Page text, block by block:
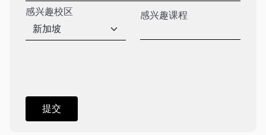
感兴趣校区 感兴趣课程